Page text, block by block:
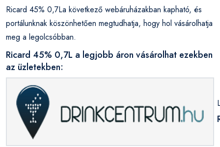
Ricard 45% 0,7La következő webáruházakban kapható, és
portálunknak köszönhetően megtudhatja, hogy hol vásárolhatja
meg a legolcsóbban.
Ricard 45% 0,7L a legjobb áron vásárolhat ezekben
az üzletekben: